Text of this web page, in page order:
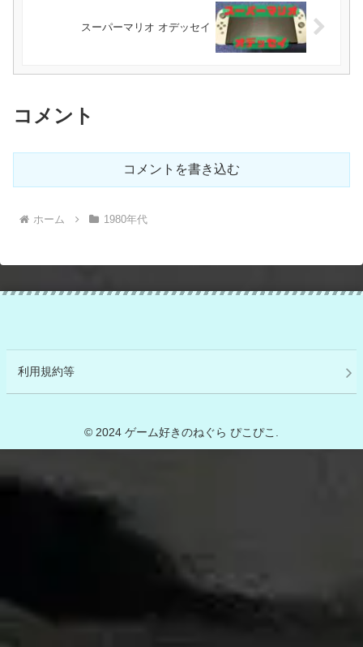
スーパーマリオ オデッセイ
コメント
コメントを書き込む
ホーム 1980年代
利用規約等
© 2024 ゲーム好きのねぐら ぴこぴこ.